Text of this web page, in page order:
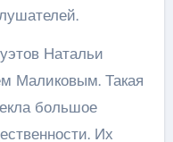
Натальи
Маликовым. Такая
большое
Их